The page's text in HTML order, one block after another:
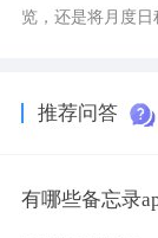
览，还是将月度日
推荐问答
有哪些备忘录